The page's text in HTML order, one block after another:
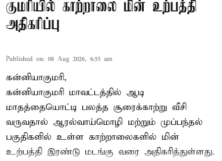
குமரியில் காற்றாலை மின் உற்பத்தி
அதிகரிப்பு
Published on: 08 Aug 2026, 6:55 am
கன்னியாகுமரி,
கன்னியாகுமரி மாவட்டத்தில் ஆடி
மாதத்தையொட்டி பலத்த சூரைக்காற்று வீசி
வருவதால் ஆரல்வாய்மொழி மற்றும் முப்பந்தல்
பகுதிகளில் உள்ள காற்றாலைகளில் மின்
உற்பத்தி இரண்டு மடங்கு வரை அதிகரித்துள்ளது.